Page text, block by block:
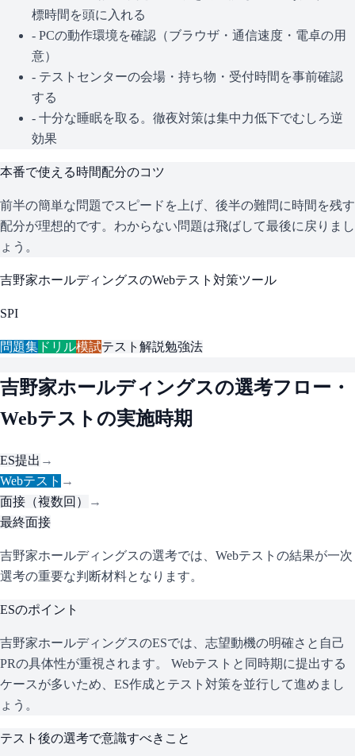
標時間を頭に入れる
- PCの動作環境を確認（ブラウザ・通信速度・電卓の用
意）
- テストセンターの会場・持ち物・受付時間を事前確認
する
- 十分な睡眠を取る。徹夜対策は集中力低下でむしろ逆
効果
本番で使える時間配分のコツ
前半の簡単な問題でスピードを上げ、後半の難問に時間を残す
配分が理想的です。わからない問題は飛ばして最後に戻りまし
ょう。
吉野家ホールディングスのWebテスト対策ツール
SPI
問題集 ドリル模試テスト解説勉強法
吉野家ホールディングスの選考フロー・
Webテストの実施時期
ES提出 →
Webテスト →
面接（複数回）
→
最終面接
吉野家ホールディングスの選考では、Webテストの結果が一次
選考の重要な判断材料となります。
ESのポイント
吉野家ホールディングスのESでは、志望動機の明確さと自己
PRの具体性が重視されます。 Webテストと同時期に提出する
ケースが多いため、ES作成とテスト対策を並行して進めまし
ょう。
テスト後の選考で意識すべきこと